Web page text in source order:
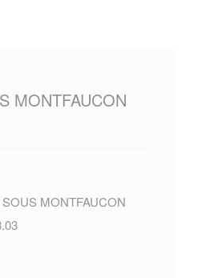
MONTFAUCON
MONTFAUCON